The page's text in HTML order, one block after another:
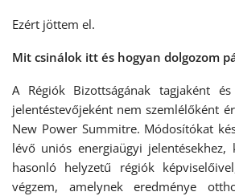
Ezért jöttem el.
Mit csinálok itt és hogyan dolgozom
A Régiók Bizottságának tagjaként
jelentéstevőjeként nem szemlélőként
New Power Summitre. Módosítókat
lévő uniós energiaügyi jelentésekhez,
hasonló helyzetű régiók
végzem, amelynek eredménye